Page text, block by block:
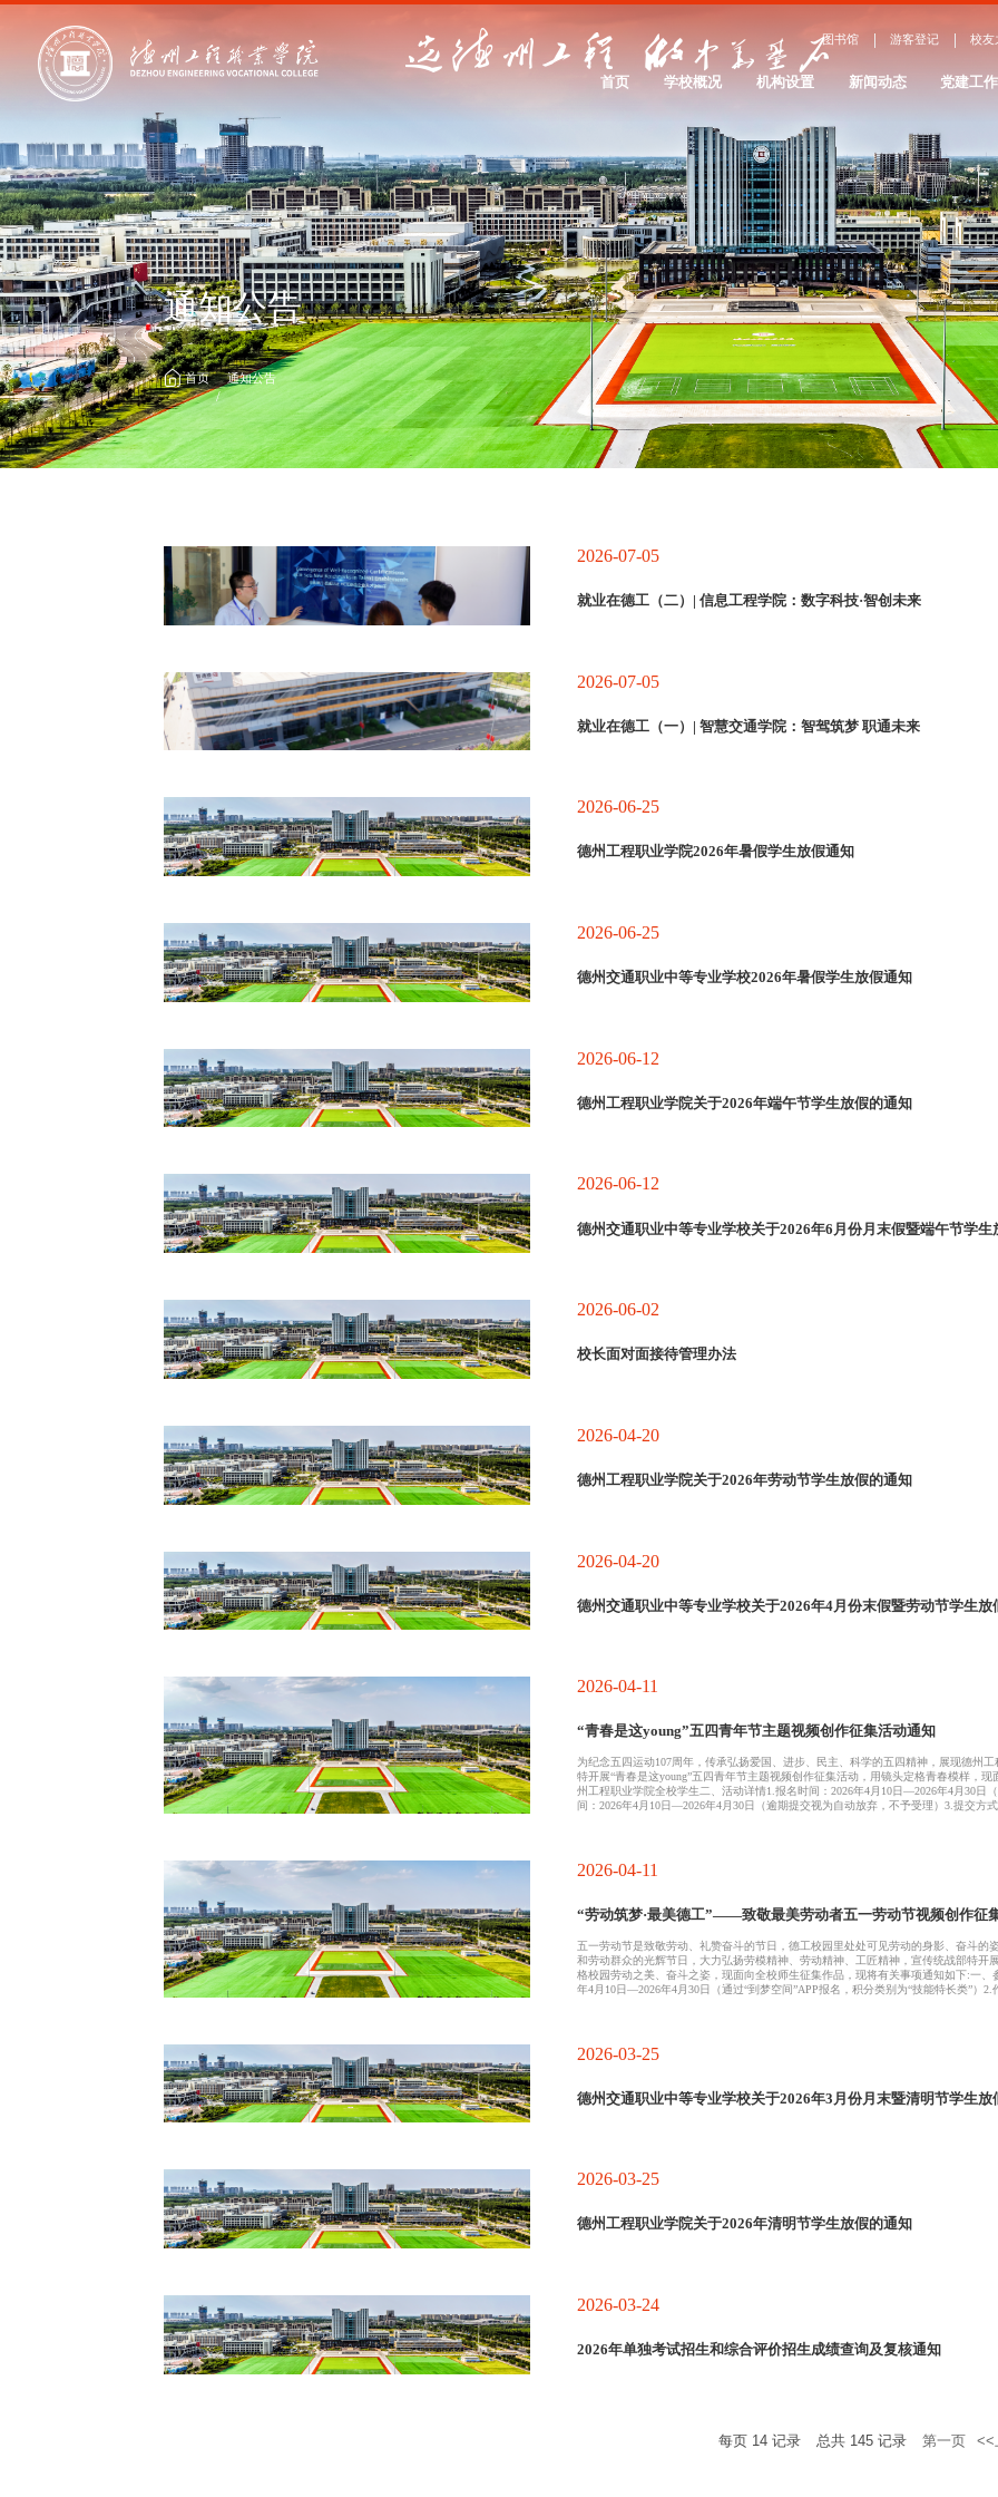
图书馆 游客登记 校友
首页 学校概况
办学理念
院系介绍
大事记
校园景观
机构设置
服务管理
新闻动态 党建工作
通知公告
首页 通知公告
2026-07-05
就业在德工（二）| 信息工程学院：数字科技·智创未来
2026-07-05
就业在德工（一）| 智慧交通学院：智驾筑梦 职通未来
2026-06-25
德州工程职业学院2026年暑假学生放假通知
2026-06-25
德州交通职业中等专业学校2026年暑假学生放假通知
2026-06-12
德州工程职业学院关于2026年端午节学生放假的通知
2026-06-12
德州交通职业中等专业学校关于2026年6月份月末假暨端午节学生
2026-06-02
校长面对面接待管理办法
2026-04-20
德州工程职业学院关于2026年劳动节学生放假的通知
2026-04-20
德州交通职业中等专业学校关于2026年4月份末假暨劳动节学生放
2026-04-11
“青春是这young”五四青年节主题视频创作征集活动通知
为纪念五四运动107周年，传承弘扬爱国、进步、民主、科学的五四精神，展现德州
特开展“青春是这young”五四青年节主题视频创作征集活动，用镜头定格青春模样，
州工程职业学院全校学生二、活动详情1.报名时间：2026年4月10日—2026年4月30日
间：2026年4月10日—2026年4月30日（逾期提交视为自动放弃，不予受理）3.提交方
2026-04-11
“劳动筑梦·最美德工”——致敬最美劳动者五一劳动节视频创作征
五一劳动节是致敬劳动、礼赞奋斗的节日，德工校园里处处可见劳动的身影、奋斗的
和劳动群众的光辉节日，大力弘扬劳模精神、劳动精神、工匠精神，宣传统战部特开
格校园劳动之美、奋斗之姿，现面向全校师生征集作品，现将有关事项通知如下:一
年4月10日—2026年4月30日（通过“到梦空间”APP报名，积分类别为“技能特长类”）
2026-03-25
德州交通职业中等专业学校关于2026年3月份月末暨清明节学生放
2026-03-25
德州工程职业学院关于2026年清明节学生放假的通知
2026-03-24
2026年单独考试招生和综合评价招生成绩查询及复核通知
每页 14 记录 总共 145 记录 第一页 <<